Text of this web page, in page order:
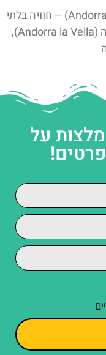
סיור חינם באנדורה לה וולה (Andorra la Vella) – חוויה בלתי
נשכחת בלב הפירנאים אנדורה לה וולה (Andorra la Vella),
על